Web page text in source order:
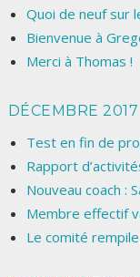
Quoi de neuf sur
Bienvenue à
Merci à Thomas !
DÉCEMBRE 2017
Test en fin de
Rapport
Nouveau coach :
Membre effectif
Le comité